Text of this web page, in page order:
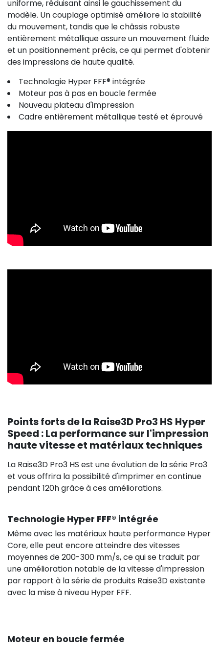
uniforme, réduisant ainsi le gauchissement du
modèle. Un couplage optimisé améliore la stabilité
du mouvement, tandis que le châssis robuste
entièrement métallique assure un mouvement fluide
et un positionnement précis, ce qui permet d'obtenir
des impressions de haute qualité.
Technologie Hyper FFF® intégrée
Moteur pas à pas en boucle fermée
Nouveau plateau d'impression
Cadre entièrement métallique testé et éprouvé
Points forts de la Raise3D Pro3 HS Hyper
Speed : La performance sur l'impression
haute vitesse et matériaux techniques
La Raise3D Pro3 HS est une évolution de la série Pro3
et vous offrira la possibilité d'imprimer en continue
pendant 120h grâce à ces améliorations.
Technologie Hyper FFF® intégrée
Même avec les matériaux haute performance Hyper
Core, elle peut encore atteindre des vitesses
moyennes de 200-300 mm/s, ce qui se traduit par
une amélioration notable de la vitesse d'impression
par rapport à la série de produits Raise3D existante
avec la mise à niveau Hyper FFF.
Moteur en boucle fermée